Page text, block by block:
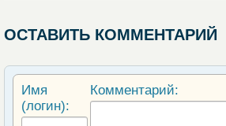
ОСТАВИТЬ КОММЕНТАРИЙ
Имя
(логин):
Комментарий: